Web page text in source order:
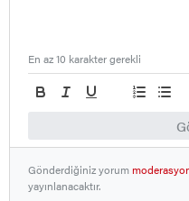
En az 10 karakter gerekli
Gönderdiğiniz yorum
yayınlanacaktır.